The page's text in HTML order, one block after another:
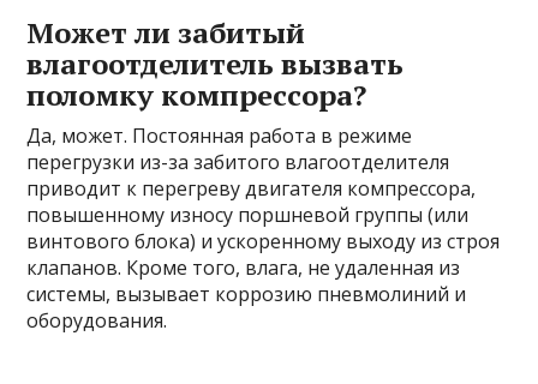
Может ли забитый
влагоотделитель вызвать
поломку компрессора?
Да, может. Постоянная работа в режиме
перегрузки из-за забитого влагоотделителя
приводит к перегреву двигателя компрессора,
повышенному износу поршневой группы (или
винтового блока) и ускоренному выходу из строя
клапанов. Кроме того, влага, не удаленная из
системы, вызывает коррозию пневмолиний и
оборудования.